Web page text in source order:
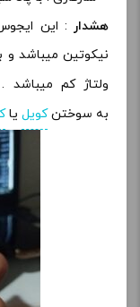
هشدار : این
نیکوتین میباشد و
ولتاژ کم میباشد
به سوختنکویل یا